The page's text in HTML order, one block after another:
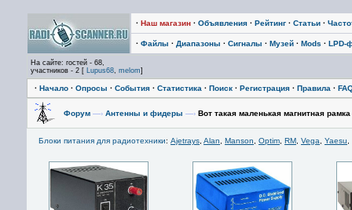
· Наш магазин · Объявления · Рейтинг · Статьи ·
· Файлы · Диапазоны · Сигналы · Музей · Mods · LPD-
На сайте: гостей - 68,
участников - 2 [ Lupus68, melom]
· Начало · Опросы · События · Статистика · Поиск · Регистрация · Правила ·
Форум —› Антенны и фидеры —› Вот такая маленькая магнитная рамка
Блоки питания для радиотехники: Ajetrays Alan Manson Optim RM Vega Yaesu